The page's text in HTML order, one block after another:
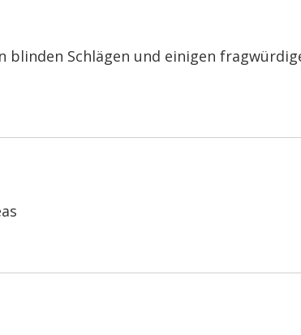
blinden Schlägen und einigen